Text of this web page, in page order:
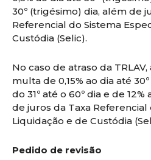
30º (trigésimo) dia, além de
Referencial do Sistema
Custódia (Selic).
No caso de atraso da
multa de 0,15% ao dia até
do 31º até o 60º dia e de
de juros da Taxa Referencial
Liquidação e de Custódia
Pedido de revisão